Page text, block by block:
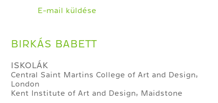
E-mail küldése
BIRKÁS BABETT
ISKOLÁK
Central Saint Martins College of Art and Design,
London
Kent Institute of Art and Design, Maidstone